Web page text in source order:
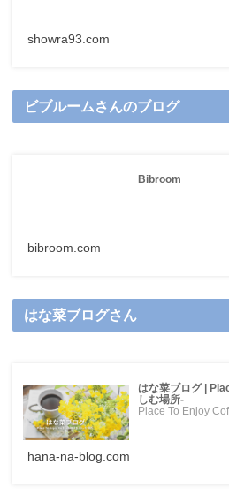
showra93.com
ビブルームさんのブログ
Bibroom
bibroom.com
はな菜ブログさん
はな菜ブログ |
しむ場所-
Place To Enjoy
hana-na-blog.com